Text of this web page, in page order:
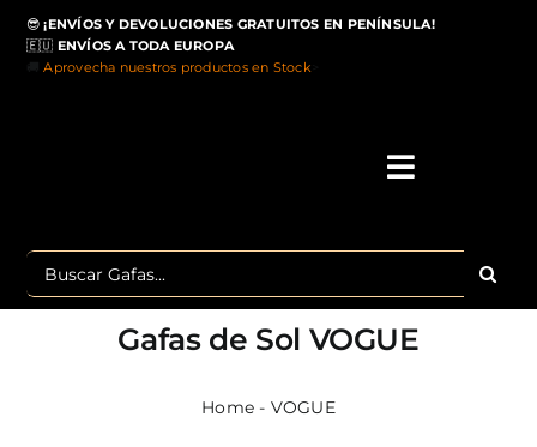
contenido
😎 ¡ENVÍOS Y DEVOLUCIONES GRATUITOS EN PENÍNSULA!
🇪🇺 ENVÍOS A TODA EUROPA
🚚Aprovecha nuestros productos en Stock>
Toggle
Buscar:
Gafas de Sol VOGUE
Home - VOGUE